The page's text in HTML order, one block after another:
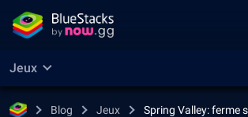
Jeux
Blog Jeux Spring Valley: ferme